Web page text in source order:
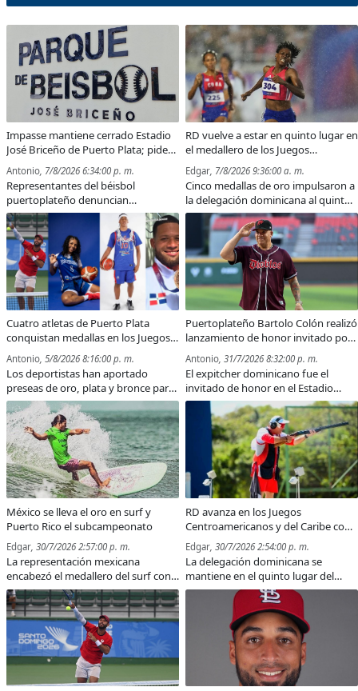
Deportes
Impasse mantiene cerrado Estadio
José Briceño de Puerto Plata; piden
destitución del presidente del
Patronato
Antonio, 7/8/2026 6:34:00 p. m.
Representantes del béisbol
puertoplateño denuncian
restricciones para utilizar el estadio
y advierten sobre las dificultades
que enfrenta el equipo Atléticos de
Puerto Plata para continuar en el
torneo de verano.
RD vuelve a estar en quinto lugar en
el medallero de los Juegos
Centroamericanos y del Caribe
2026
Edgar, 7/8/2026 9:36:00 a. m.
Cinco medallas de oro impulsaron a
la delegación dominicana al quinto
lugar del medallero, con 97 preseas
en total.
Cuatro atletas de Puerto Plata
conquistan medallas en los Juegos
Centroamericanos y del Caribe
Santo Domingo 2026
Antonio, 5/8/2026 8:16:00 p. m.
Los deportistas han aportado
preseas de oro, plata y bronce para
la delegación dominicana en
distintas disciplinas.
Puertoplateño Bartolo Colón realizó
lanzamiento de honor invitado por
Diablos Rojos de México
Antonio, 31/7/2026 8:32:00 p. m.
El expitcher dominicano fue el
invitado de honor en el Estadio
Alfredo Harp Helú, donde realizó el
lanzamiento de la primera bola
previo al partido entre Diablos
Rojos de México y Leones de
Yucatán.
México se lleva el oro en surf y
Puerto Rico el subcampeonato
Edgar, 30/7/2026 2:57:00 p. m.
La representación mexicana
encabezó el medallero del surf con
dos oros, mientras República
Dominicana celebró una histórica
medalla de bronce de Leoni
Perthold.
RD avanza en los Juegos
Centroamericanos y del Caribe con
57 medallas, 10 de oro
Edgar, 30/7/2026 2:54:00 p. m.
La delegación dominicana se
mantiene en el quinto lugar del
medallero tras sumar tres platas y
seis bronces durante la quinta